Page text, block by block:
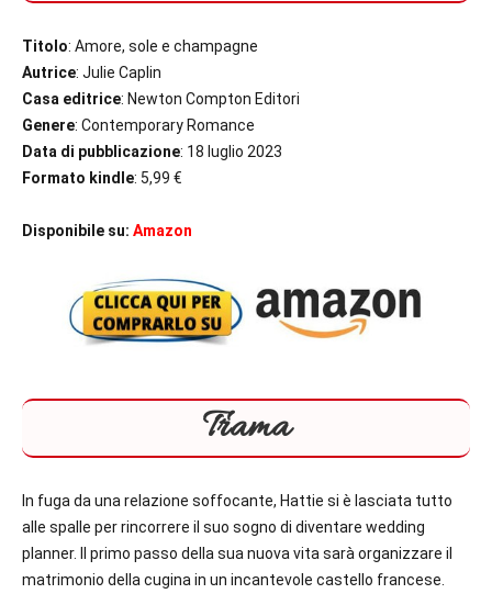
Titolo: Amore, sole e champagne
Autrice: Julie Caplin
Casa editrice: Newton Compton Editori
Genere: Contemporary Romance
Data di pubblicazione: 18 luglio 2023
Formato kindle: 5,99 €
Disponibile su: Amazon
Trama
In fuga da una relazione soffocante, Hattie si è lasciata tutto
alle spalle per rincorrere il suo sogno di diventare wedding
planner. Il primo passo della sua nuova vita sarà organizzare il
matrimonio della cugina in un incantevole castello francese.